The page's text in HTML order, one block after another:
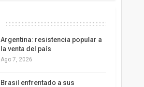
Argentina: resistencia popular a
la venta del país
Ago 7, 2026
Brasil enfrentado a sus